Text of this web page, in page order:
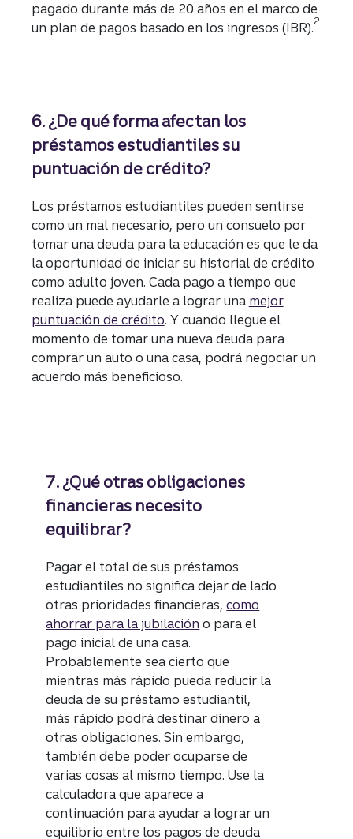
pagado durante más de 20 años en el marco de
un plan de pagos basado en los ingresos (IBR).2
6. ¿De qué forma afectan los
préstamos estudiantiles su
puntuación de crédito?
Los préstamos estudiantiles pueden sentirse
como un mal necesario, pero un consuelo por
tomar una deuda para la educación es que le da
la oportunidad de iniciar su historial de crédito
como adulto joven. Cada pago a tiempo que
realiza puede ayudarle a lograr una mejor
puntuación de crédito. Y cuando llegue el
momento de tomar una nueva deuda para
comprar un auto o una casa, podrá negociar un
acuerdo más beneficioso.
7. ¿Qué otras obligaciones
financieras necesito
equilibrar?
Pagar el total de sus préstamos
estudiantiles no significa dejar de lado
otras prioridades financieras,como
ahorrar para la jubilación o para el
pago inicial de una casa.
Probablemente sea cierto que
mientras más rápido pueda reducir la
deuda de su préstamo estudiantil,
más rápido podrá destinar dinero a
otras obligaciones. Sin embargo,
también debe poder ocuparse de
varias cosas al mismo tiempo. Use la
calculadora que aparece a
continuación para ayudar a lograr un
equilibrio entre los pagos de deuda